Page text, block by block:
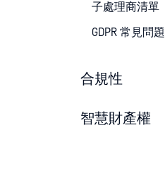
子處理商清單
GDPR 常見問題
合規性
智慧財產權